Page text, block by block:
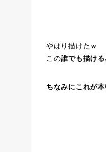
やはり描けたｗ
この誰でも描け
ちなみにこれが